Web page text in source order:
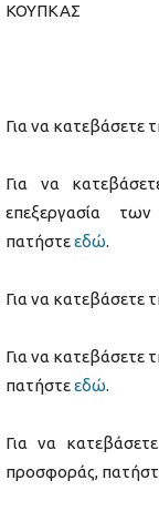
ΚΟΥΠΚΑΣ
Για να κατεβάσετε
Για να
επεξεργασία
πατήστεεδώ.
Για να κατεβάσετε
Για να κατεβάσετε
πατήστεεδώ.
Για να
προσφοράς,